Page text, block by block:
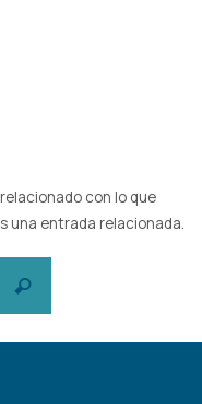
con lo que
una entrada relacionada.
Buscar